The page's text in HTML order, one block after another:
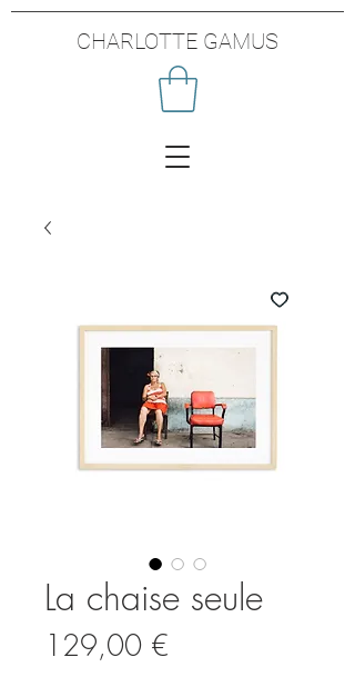
CHARLOTTE GAMUS
La chaise seule
129,00 €